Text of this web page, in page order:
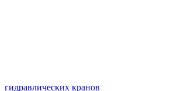
гидравлических кранов